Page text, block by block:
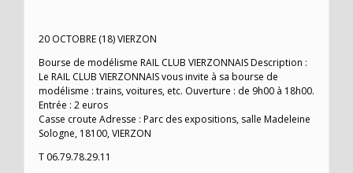
20 OCTOBRE (18) VIERZON
Bourse de modélisme RAIL CLUB VIERZONNAIS Description :
Le RAIL CLUB VIERZONNAIS vous invite à sa bourse de
modélisme : trains, voitures, etc. Ouverture : de 9h00 à 18h00.
Entrée : 2 euros
Casse croute Adresse : Parc des expositions, salle Madeleine
Sologne, 18100, VIERZON
T 06.79.78.29.11